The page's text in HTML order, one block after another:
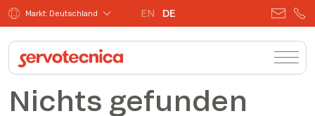
Markt: Deutschland EN DE
Nichts gefunden